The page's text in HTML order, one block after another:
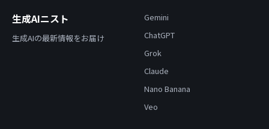
生成AIニスト
生成AIの最新情報をお届け
Gemini
ChatGPT
Grok
Claude
Nano Banana
Veo